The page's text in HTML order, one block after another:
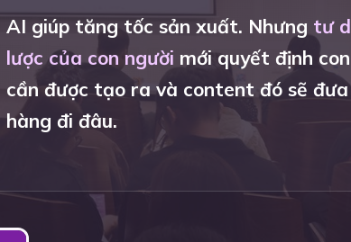
AI giúp tăng tốc sản xuất. Nhưng tư
lược của con người mới quyết định
cần được tạo ra và content đó sẽ đưa
hàng đi đâu.